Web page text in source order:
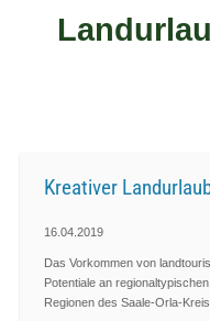
Kreativer
16.04.2019
Das Vorkommen von
Potentiale an
Regionen des Saale-Orla-